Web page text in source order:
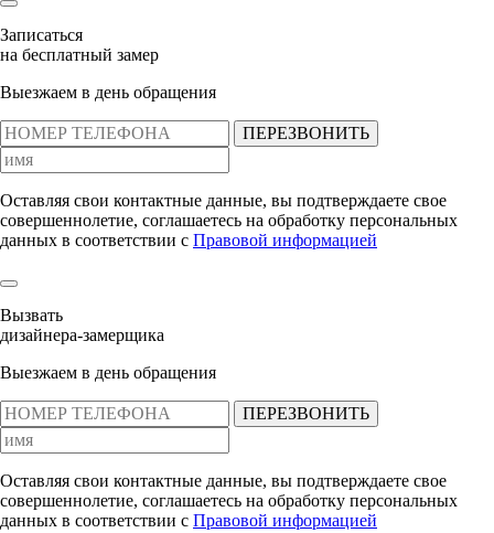
Записаться
на бесплатный замер
Выезжаем в день обращения
ПЕРЕЗВОНИТЬ
Оставляя свои контактные данные, вы подтверждаете свое
совершеннолетие, соглашаетесь на обработку персональных
данных в соответствии с Правовой информацией
Вызвать
дизайнера-замерщика
Выезжаем в день обращения
ПЕРЕЗВОНИТЬ
Оставляя свои контактные данные, вы подтверждаете свое
совершеннолетие, соглашаетесь на обработку персональных
данных в соответствии с Правовой информацией